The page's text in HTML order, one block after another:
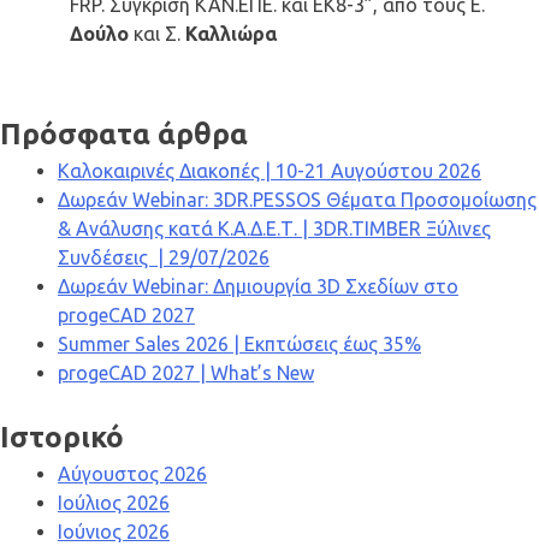
FRP. Σύγκριση ΚΑΝ.ΕΠΕ. και ΕΚ8-3”, από τους Ε.
Δούλο και Σ. Καλλιώρα
Πρόσφατα άρθρα
Καλοκαιρινές Διακοπές | 10-21 Αυγούστου 2026
Δωρεάν Webinar: 3DR.PESSOS Θέματα Προσομοίωσης
& Ανάλυσης κατά Κ.Α.Δ.Ε.Τ. | 3DR.TIMBER Ξύλινες
Συνδέσεις | 29/07/2026
Δωρεάν Webinar: Δημιουργία 3D Σχεδίων στο
progeCAD 2027
Summer Sales 2026 | Εκπτώσεις έως 35%
progeCAD 2027 | What’s New
Ιστορικό
Αύγουστος 2026
Ιούλιος 2026
Ιούνιος 2026